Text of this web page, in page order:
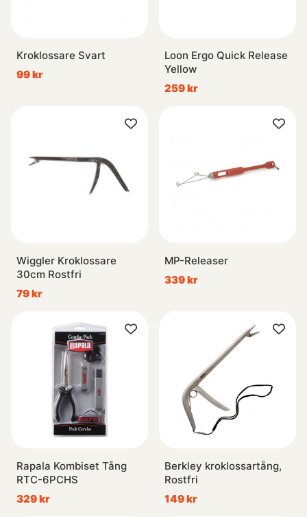
Kroklossare Svart
99 kr
Loon Ergo Quick Release
Yellow
259 kr
Wiggler Kroklossare
30cm Rostfri
79 kr
MP-Releaser
339 kr
Rapala Kombiset Tång
RTC-6PCHS
329 kr
Berkley kroklossartång,
Rostfri
149 kr